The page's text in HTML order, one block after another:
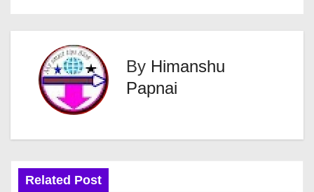
s
By Himanshu
Papnai
Related Post